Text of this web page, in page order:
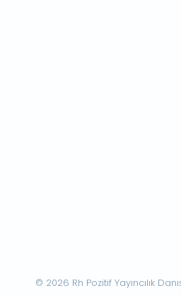
© 2026 Rh Pozitif Yayıncılık